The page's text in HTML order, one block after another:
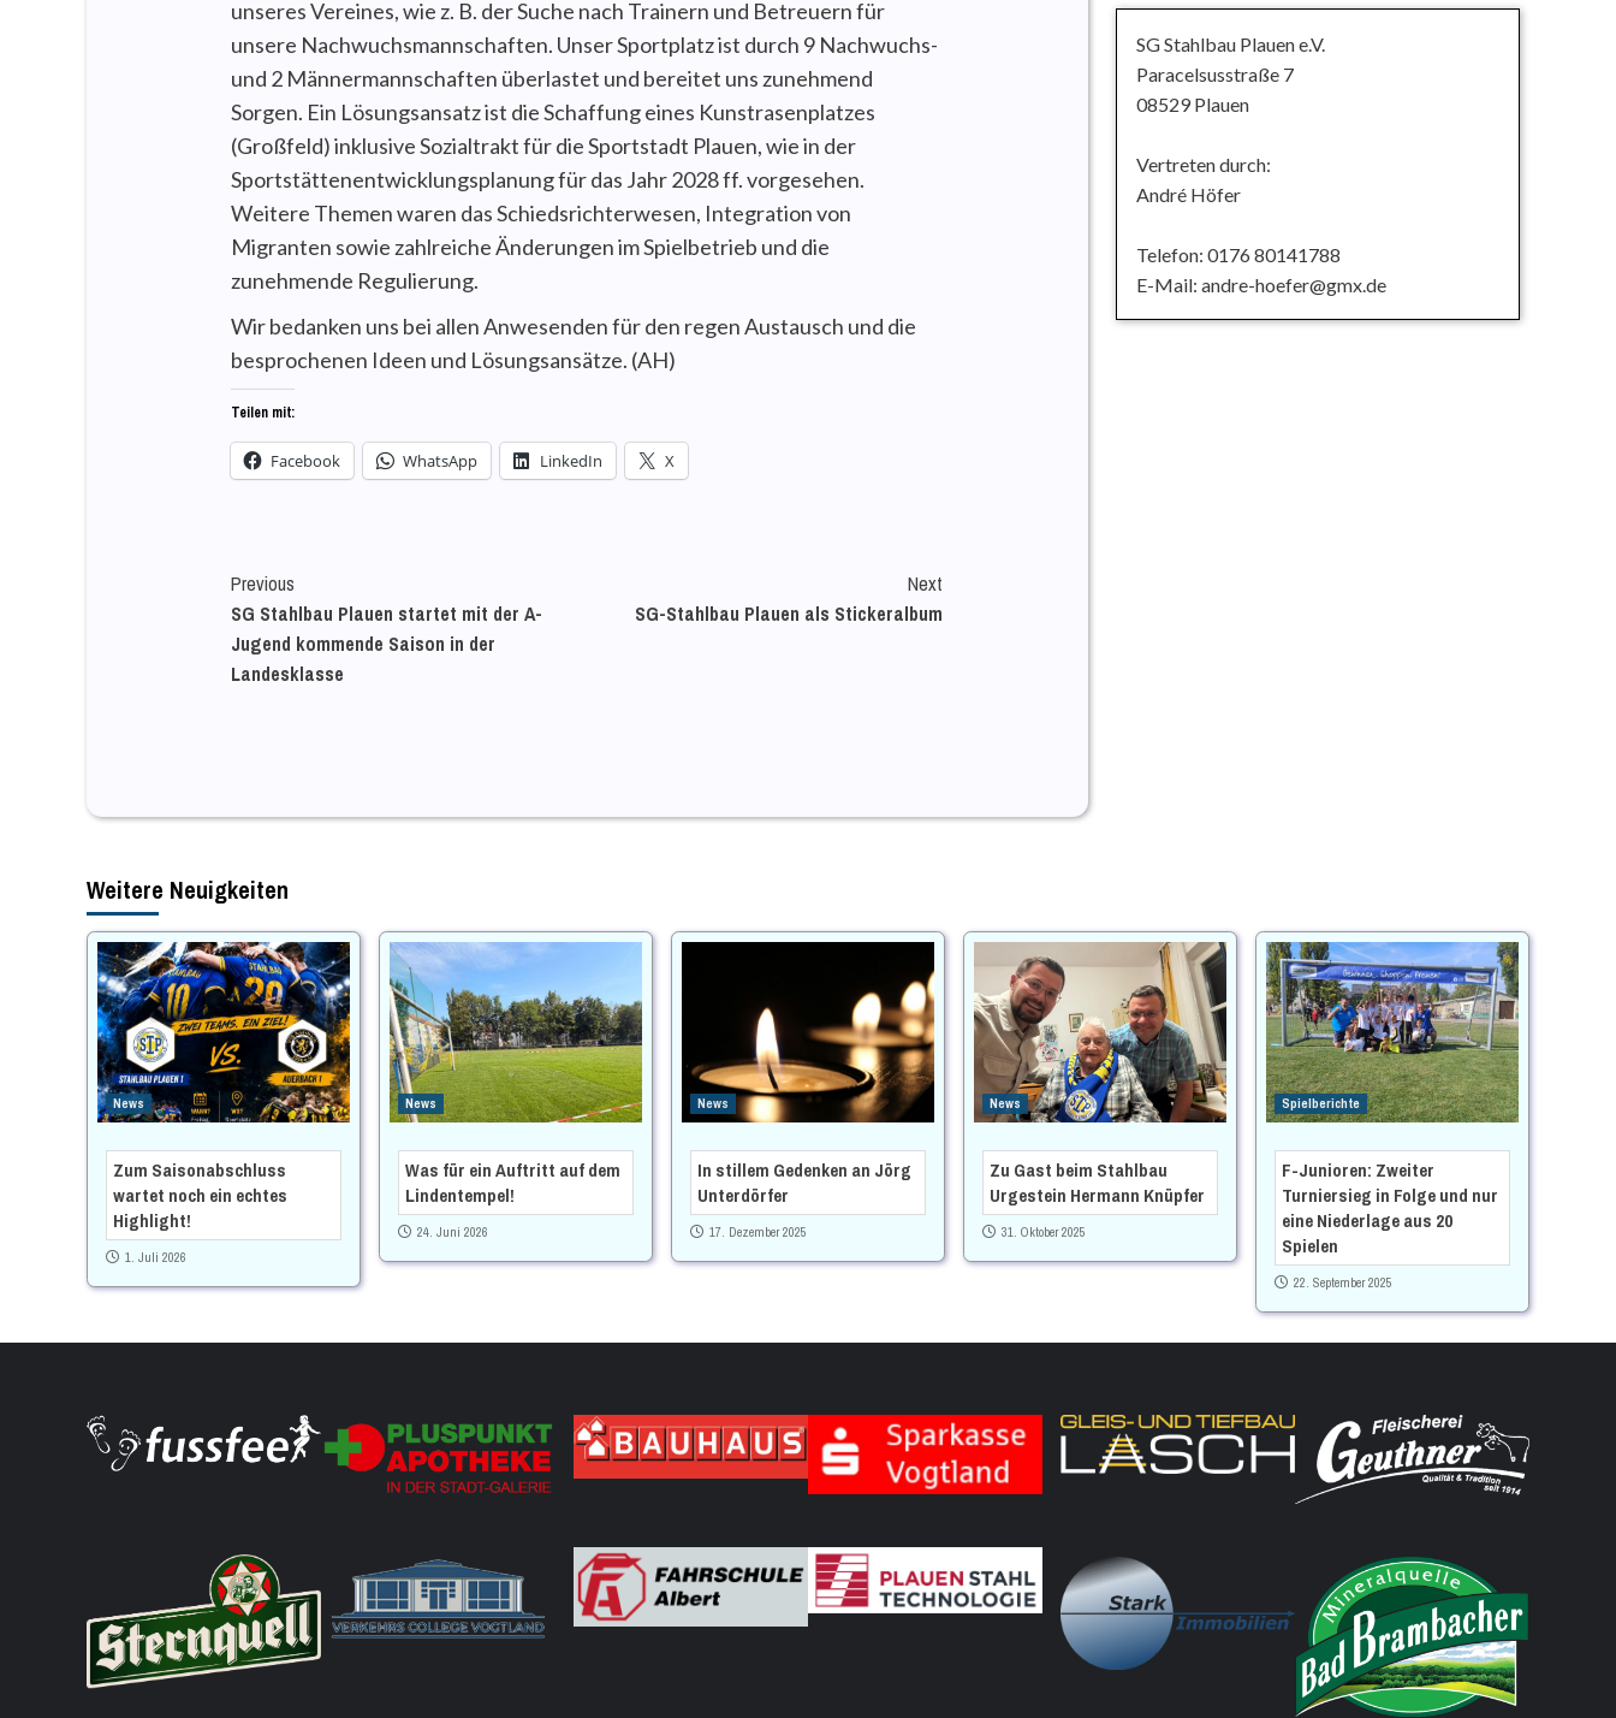
unseres Vereines, wie z. B. der Suche nach Trainern und Betreuern für
unsere Nachwuchsmannschaften. Unser Sportplatz ist durch 9 Nachwuchs-
und 2 Männermannschaften überlastet und bereitet uns zunehmend
Sorgen. Ein Lösungsansatz ist die Schaffung eines Kunstrasenplatzes
(Großfeld) inklusive Sozialtrakt für die Sportstadt Plauen, wie in der
Sportstättenentwicklungsplanung für das Jahr 2028 ff. vorgesehen.
Weitere Themen waren das Schiedsrichterwesen, Integration von
Migranten sowie zahlreiche Änderungen im Spielbetrieb und die
zunehmende Regulierung.
Wir bedanken uns bei allen Anwesenden für den regen Austausch und die
besprochenen Ideen und Lösungsansätze. (AH)
Teilen mit:
Facebook WhatsApp LinkedIn X
Continue
Reading
Previous
SG Stahlbau Plauen startet mit der A-
Jugend kommende Saison in der
Landesklasse
Next
SG-Stahlbau Plauen als Stickeralbum
SG Stahlbau Plauen e.V.
Paracelsusstraße 7
08529 Plauen
Vertreten durch:
André Höfer
Telefon: 0176 80141788
E-Mail: andre-hoefer@gmx.de
Weitere Neuigkeiten
News
Zum Saisonabschluss
wartet noch ein echtes
Highlight!
1. Juli 2026
News
Was für ein Auftritt auf dem
Lindentempel!
24. Juni 2026
News
In stillem Gedenken an Jörg
Unterdörfer
17. Dezember 2025
News
Zu Gast beim Stahlbau
Urgestein Hermann Knüpfer
31. Oktober 2025
Spielberichte
F-Junioren: Zweiter
Turniersieg in Folge und nur
eine Niederlage aus 20
Spielen
22. September 2025